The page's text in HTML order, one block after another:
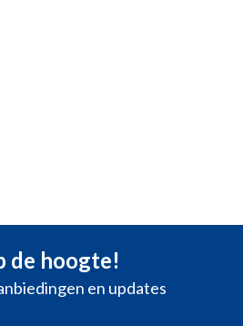
de hoogte!
en updates